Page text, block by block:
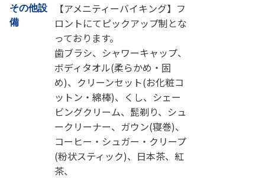
その他設
備
【アメニティーバイキング】フ
ロントにてピックアップ制とな
っております。
歯ブラシ、シャワーキャップ、
ボディタオル(柔らかめ・固
め)、クリーンセット(お化粧コ
ットン・綿棒)、くし、シェー
ビングクリーム、髭剃り、シュ
ークリーナー、ガウン(寝巻)、
コーヒー・シュガー・クリープ
(粉状スティック)、日本茶、紅
茶、